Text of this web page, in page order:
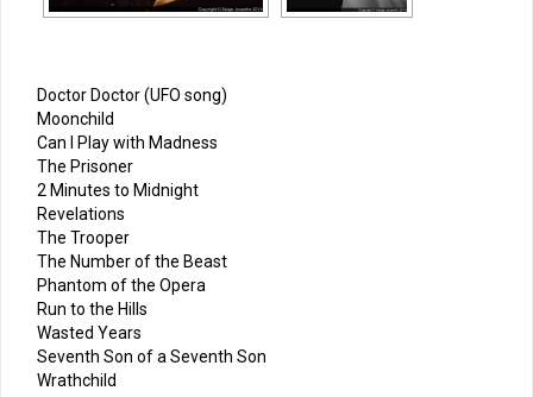
Doctor Doctor (UFO song)
Moonchild
Can I Play with Madness
The Prisoner
2 Minutes to Midnight
Revelations
The Trooper
The Number of the Beast
Phantom of the Opera
Run to the Hills
Wasted Years
Seventh Son of a Seventh Son
Wrathchild